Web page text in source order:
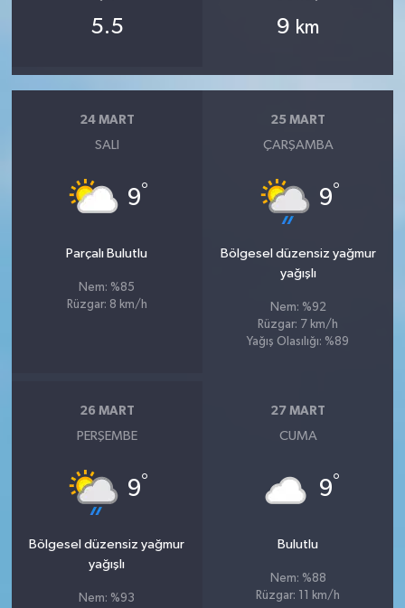
5.5 9 km
24 MART
SALI
9°
Parçalı Bulutlu
Nem: %85
Rüzgar: 8 km/h
25 MART
ÇARŞAMBA
9°
Bölgesel düzensiz yağmur
yağışlı
Nem: %92
Rüzgar: 7 km/h
Yağış Olasılığı: %89
26 MART
PERŞEMBE
9°
Bölgesel düzensiz yağmur
yağışlı
Nem: %93
27 MART
CUMA
9°
Bulutlu
Nem: %88
Rüzgar: 11 km/h